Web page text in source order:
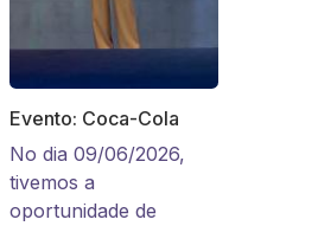
Evento: Coca-Cola
No dia 09/06/2026,
tivemos a
oportunidade de